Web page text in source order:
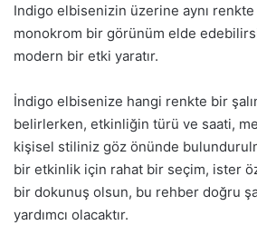
Indigo elbisenizin üzerine aynı
monokrom bir görünüm elde
modern bir etki yaratır.
İndigo elbisenize hangi renkte bir
belirlerken, etkinliğin türü ve saati,
kişisel stiliniz göz önünde
bir etkinlik için rahat bir seçim, ister
bir dokunuş olsun, bu rehber doğru
yardımcı olacaktır.